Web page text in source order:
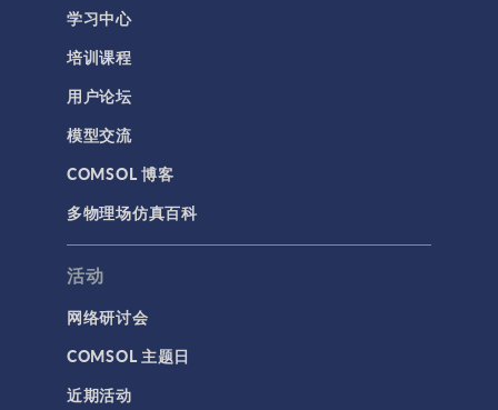
结构力学
结构动力学
API
代理模型
仿真 App
基于方程建模
安装与许可证管理
建模工具和定义
学习中心
培训课程
用户论坛
模型交流
COMSOL 博客
多物理场仿真百科
活动
网络研讨会
COMSOL 主题日
近期活动